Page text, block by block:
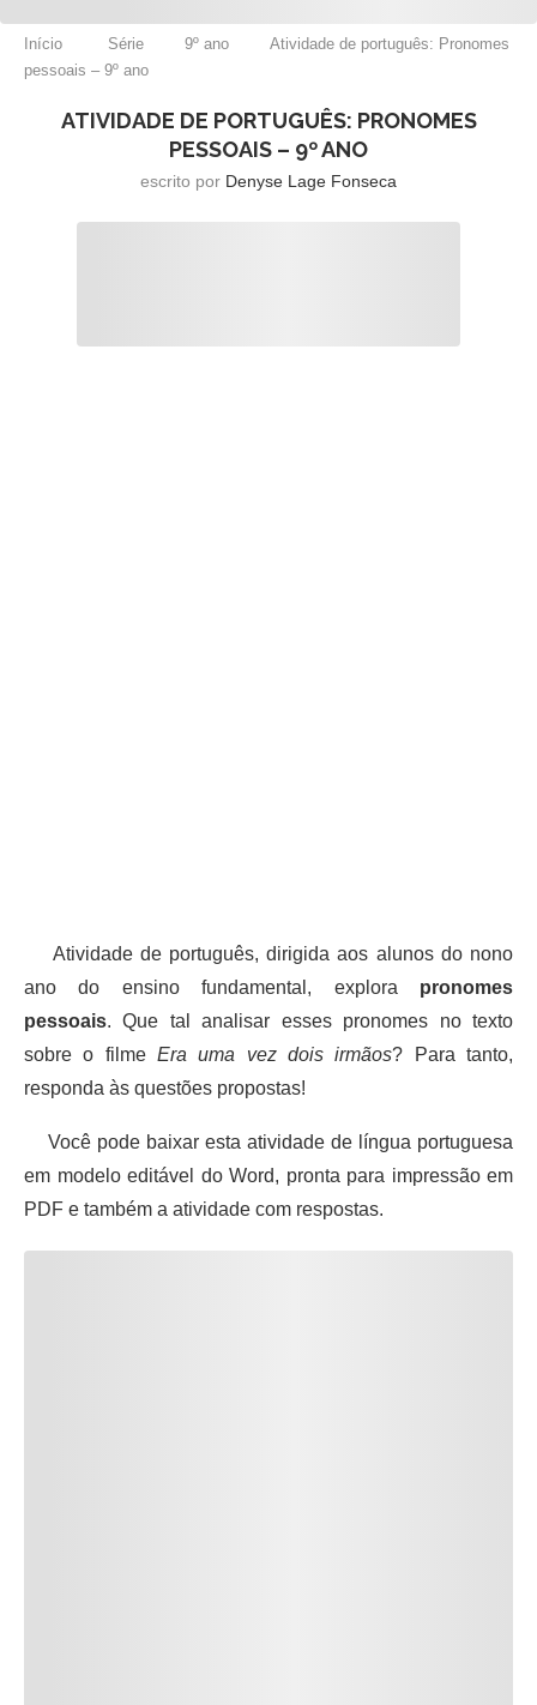
Início Série 9º ano
Atividade de português: Pronomes
pessoais – 9º ano
ATIVIDADE DE PORTUGUÊS: PRONOMES
PESSOAIS – 9º ANO
escrito por Denyse Lage Fonseca
Atividade de português, dirigida aos alunos do nono
ano do ensino fundamental, explora pronomes
pessoais. Que tal analisar esses pronomes no texto
sobre o filme Era uma vez dois irmãos? Para tanto,
responda às questões propostas!
Você pode baixar esta atividade de língua portuguesa
em modelo editável do Word, pronta para impressão em
PDF e também a atividade com respostas.